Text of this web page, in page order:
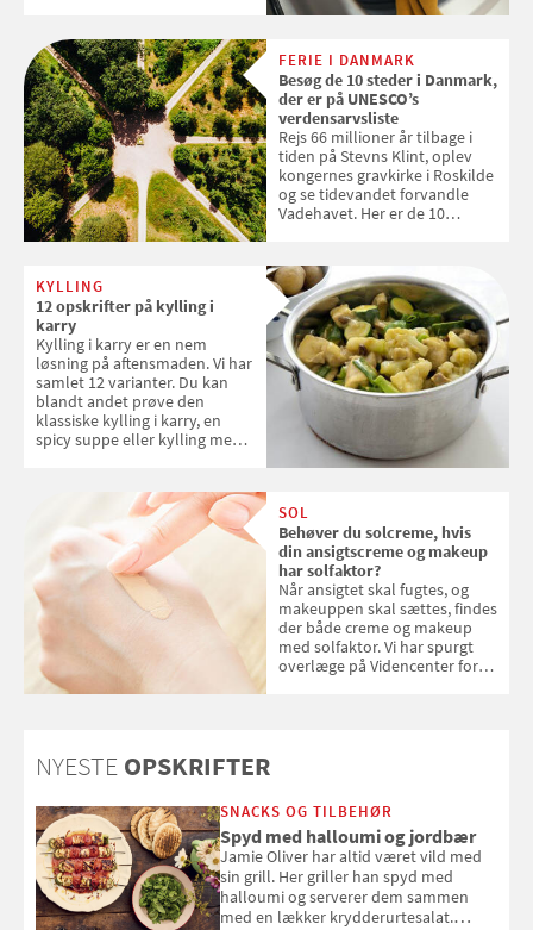
enkle råd til at spare penge på
tøjvasken
FERIE I DANMARK
Besøg de 10 steder i Danmark,
der er på UNESCO’s
verdensarvsliste
Rejs 66 millioner år tilbage i
tiden på Stevns Klint, oplev
kongernes gravkirke i Roskilde
og se tidevandet forvandle
Vadehavet. Her er de 10
KYLLING
12 opskrifter på kylling i
karry
Kylling i karry er en nem
løsning på aftensmaden. Vi har
samlet 12 varianter. Du kan
blandt andet prøve den
klassiske kylling i karry, en
spicy suppe eller kylling med
SOL
Behøver du solcreme, hvis
din ansigtscreme og makeup
har solfaktor?
Når ansigtet skal fugtes, og
makeuppen skal sættes, findes
der både creme og makeup
med solfaktor. Vi har spurgt
overlæge på Videncenter for
NYESTE OPSKRIFTER
SNACKS OG TILBEHØR
Spyd med halloumi og jordbær
Jamie Oliver har altid været vild med
sin grill. Her griller han spyd med
halloumi og serverer dem sammen
med en lækker krydderurtesalat.